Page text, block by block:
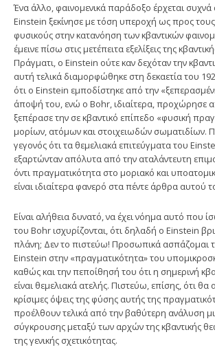
Ένα άλλο, φαινομενικά παράδοξο έρχεται
Einstein ξεκίνησε με τόση υπεροχή ως προς
φυσικούς στην κατανόηση των κβαντικών
έμεινε πίσω στις μετέπειτα εξελίξεις της
Πράγματι, ο Einstein ούτε καν δεχόταν την
αυτή τελικά διαμορφώθηκε στη δεκαετία του
ότι ο Einstein εμποδίστηκε από την
άποψή του, ενώ ο Bohr, ιδιαίτερα, προχώρησε
ξεπέρασε την σε κβαντικό επίπεδο «φυσική
μορίων, ατόμων και στοιχειωδών σωματιδίων.
γεγονός ότι τα θεμελιακά επιτεύγματα του
εξαρτώνταν απόλυτα από την αταλάντευτη
όντι πραγματικότητα στο μοριακό και
είναι ιδιαίτερα φανερό στα πέντε άρθρα αυτού
Eίναι αλήθεια δυνατό, να έχει νόημα αυτό που
του Bohr ισχυρίζονται, ότι δηλαδή ο Einstein
πλάνη; Δεν το πιστεύω! Προσωπικά ασπάζομαι
Einstein στην «πραγματικότητα» του
καθώς και την πεποίθησή του ότι η σημερινή
είναι θεμελιακά ατελής. Πιστεύω, επίσης, ότι
κρίσιμες όψεις της φύσης αυτής της
προέλθουν τελικά από την βαθύτερη ανάλυση
σύγκρουσης μεταξύ των αρχών της κβαντικής
της γενικής σχετικότητας.